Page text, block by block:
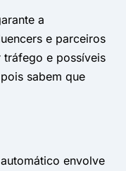
a
e parceiros
e possíveis
sabem que
envolve